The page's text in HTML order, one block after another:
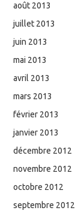
août 2013
juillet 2013
juin 2013
mai 2013
avril 2013
mars 2013
février 2013
janvier 2013
décembre 2012
novembre 2012
octobre 2012
septembre 2012